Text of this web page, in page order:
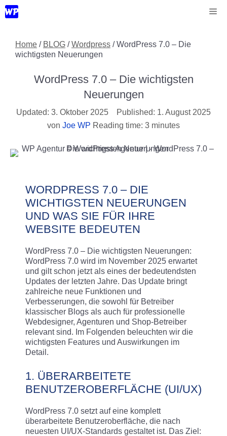
Zum
Inhalt
Home / BLOG /Wordpress /WordPress 7.0 – Die
wichtigsten Neuerungen
WordPress 7.0 – Die wichtigsten
Neuerungen
3. Oktober 2025
1. August 2025
von Joe WP Reading time: 3 minutes
WORDPRESS 7.0 – DIE
WICHTIGSTEN NEUERUNGEN
UND WAS SIE FÜR IHRE
WEBSITE BEDEUTEN
WordPress 7.0 – Die wichtigsten Neuerungen:
WordPress 7.0 wird im November 2025 erwartet
und gilt schon jetzt als eines der bedeutendsten
Updates der letzten Jahre. Das Update bringt
zahlreiche neue Funktionen und
Verbesserungen, die sowohl für Betreiber
klassischer Blogs als auch für professionelle
Webdesigner, Agenturen und Shop-Betreiber
relevant sind. Im Folgenden beleuchten wir die
wichtigsten Features und Auswirkungen im
Detail.
1. ÜBERARBEITETE
BENUTZEROBERFLÄCHE (UI/UX)
WordPress 7.0 setzt auf eine komplett
überarbeitete Benutzeroberfläche, die nach
neuesten UI/UX-Standards gestaltet ist. Das Ziel: